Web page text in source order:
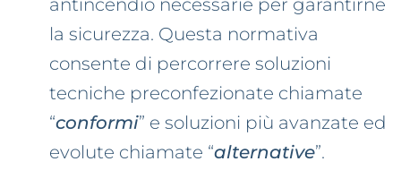
antincendio necessarie per garantirne
la sicurezza. Questa normativa
consente di percorrere soluzioni
tecniche preconfezionate chiamate
“conformi” e soluzioni più avanzate ed
evolute chiamate “alternative”.